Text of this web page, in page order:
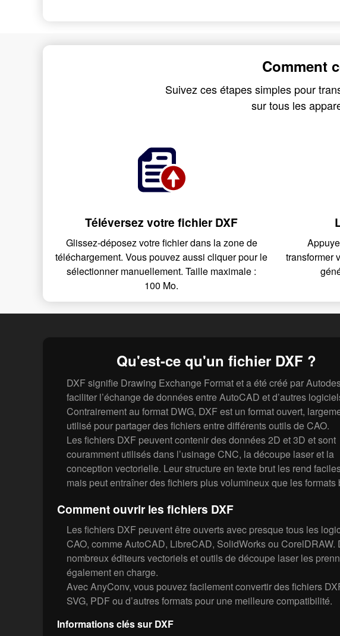
Comment
Suivez ces étapes simples pour
sur tous les
Téléversez votre fichier DXF
Glissez-déposez votre fichier dans la zone de
téléchargement. Vous pouvez aussi cliquer pour le
sélectionner manuellement. Taille maximale :
100 Mo.
transformer
Qu'est-ce qu'un fichier DXF ?
DXF signifie Drawing Exchange Format et a été créé par
faciliter l’échange de données entre AutoCAD et d’autres
Contrairement au format DWG, DXF est un format ouvert,
utilisé pour partager des fichiers entre différents outils de CAO.
Les fichiers DXF peuvent contenir des données 2D et 3D et sont
couramment utilisés dans l’usinage CNC, la découpe laser et la
conception vectorielle. Leur structure en texte brut les rend
mais peut entraîner des fichiers plus volumineux que les formats
Comment ouvrir les fichiers DXF
Les fichiers DXF peuvent être ouverts avec presque tous les
CAO, comme AutoCAD, LibreCAD, SolidWorks ou CorelDRAW.
nombreux éditeurs vectoriels et outils de découpe laser les
également en charge.
Avec AnyConv, vous pouvez facilement convertir des fichiers
SVG, PDF ou d’autres formats pour une meilleure compatibilité.
Informations clés sur DXF